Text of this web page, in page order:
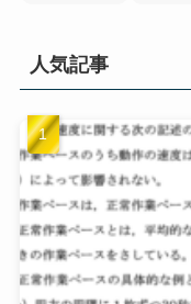
人気記事